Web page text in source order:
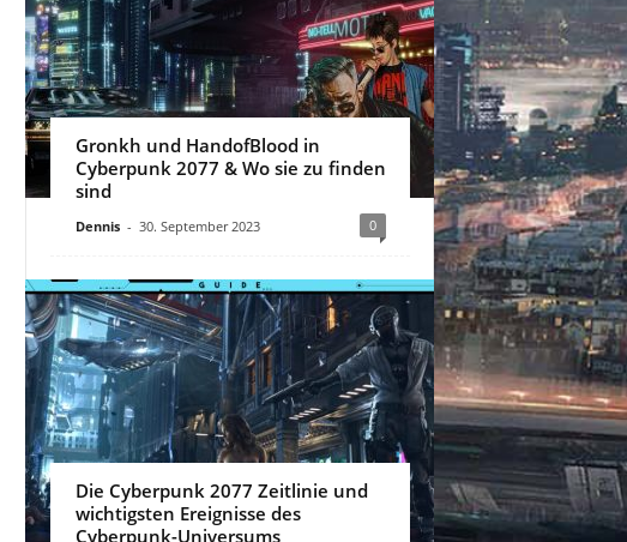
Gronkh und HandofBlood in
Cyberpunk 2077 & Wo sie zu finden
sind
Dennis - 30. September 2023 0
Die Cyberpunk 2077 Zeitlinie und
wichtigsten Ereignisse des
Cyberpunk-Universums